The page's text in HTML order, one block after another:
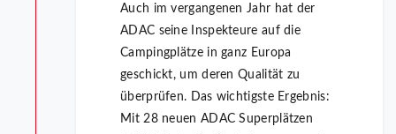
Auch im vergangenen Jahr hat der
ADAC seine Inspekteure auf die
Campingplätze in ganz Europa
geschickt, um deren Qualität zu
überprüfen. Das wichtigste Ergebnis:
Mit 28 neuen ADAC Superplätzen